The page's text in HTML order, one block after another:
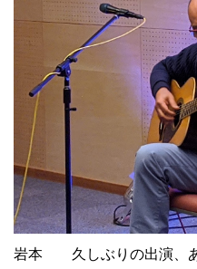
岩本 久しぶりの出演、あ